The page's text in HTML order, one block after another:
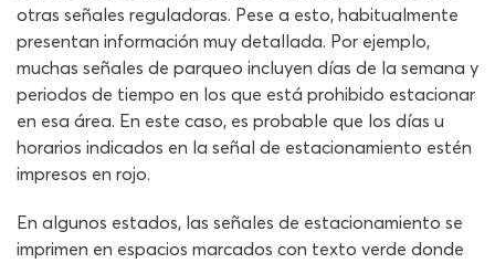
otras señales reguladoras. Pese a esto, habitualmente
presentan información muy detallada. Por ejemplo,
muchas señales de parqueo incluyen días de la semana y
periodos de tiempo en los que está prohibido estacionar
en esa área. En este caso, es probable que los días u
horarios indicados en la señal de estacionamiento estén
impresos en rojo.
En algunos estados, las señales de estacionamiento se
imprimen en espacios marcados con texto verde donde